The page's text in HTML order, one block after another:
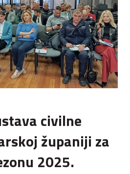
civilne
županiji za
2025.